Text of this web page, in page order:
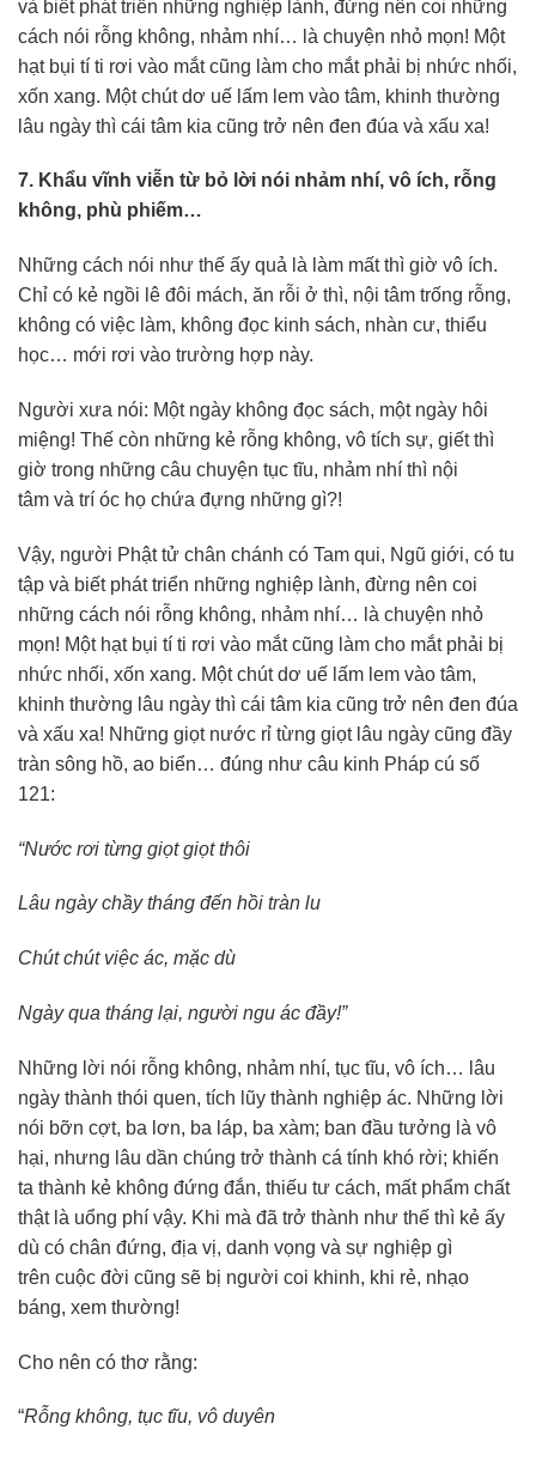
và biết phát triển những nghiệp lành, đừng nên coi những
cách nói rỗng không, nhảm nhí… là chuyện nhỏ mọn! Một
hạt bụi tí ti rơi vào mắt cũng làm cho mắt phải bị nhức nhối,
xốn xang. Một chút dơ uế lấm lem vào tâm, khinh thường
lâu ngày thì cái tâm kia cũng trở nên đen đúa và xấu xa!
7. Khẩu vĩnh viễn từ bỏ lời nói nhảm nhí, vô ích, rỗng
không, phù phiếm…
Những cách nói như thế ấy quả là làm mất thì giờ vô ích.
Chỉ có kẻ ngồi lê đôi mách, ăn rỗi ở thì, nội tâm trống rỗng,
không có việc làm, không đọc kinh sách, nhàn cư, thiểu
học… mới rơi vào trường hợp này.
Người xưa nói: Một ngày không đọc sách, một ngày hôi
miệng! Thế còn những kẻ rỗng không, vô tích sự, giết thì
giờ trong những câu chuyện tục tĩu, nhảm nhí thì nội
tâm và trí óc họ chứa đựng những gì?!
Vậy, người Phật tử chân chánh có Tam qui, Ngũ giới, có tu
tập và biết phát triển những nghiệp lành, đừng nên coi
những cách nói rỗng không, nhảm nhí… là chuyện nhỏ
mọn! Một hạt bụi tí ti rơi vào mắt cũng làm cho mắt phải bị
nhức nhối, xốn xang. Một chút dơ uế lấm lem vào tâm,
khinh thường lâu ngày thì cái tâm kia cũng trở nên đen đúa
và xấu xa! Những giọt nước rỉ từng giọt lâu ngày cũng đầy
tràn sông hồ, ao biển… đúng như câu kinh Pháp cú số
121:
“Nước rơi từng giọt giọt thôi
Lâu ngày chầy tháng đến hồi tràn lu
Chút chút việc ác, mặc dù
Ngày qua tháng lại, người ngu ác đầy!”
Những lời nói rỗng không, nhảm nhí, tục tĩu, vô ích… lâu
ngày thành thói quen, tích lũy thành nghiệp ác. Những lời
nói bỡn cợt, ba lơn, ba láp, ba xàm; ban đầu tưởng là vô
hại, nhưng lâu dần chúng trở thành cá tính khó rời; khiến
ta thành kẻ không đứng đắn, thiếu tư cách, mất phẩm chất
thật là uổng phí vậy. Khi mà đã trở thành như thế thì kẻ ấy
dù có chân đứng, địa vị, danh vọng và sự nghiệp gì
trên cuộc đời cũng sẽ bị người coi khinh, khi rẻ, nhạo
báng, xem thường!
Cho nên có thơ rằng:
“Rỗng không, tục tĩu, vô duyên